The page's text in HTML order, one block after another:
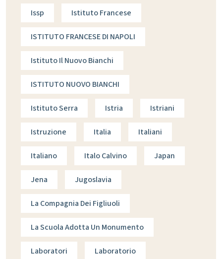
Issp Istituto Francese
ISTITUTO FRANCESE DI NAPOLI
Istituto Il Nuovo Bianchi
ISTITUTO NUOVO BIANCHI
Istituto Serra Istria Istriani
Istruzione Italia Italiani
Italiano Italo Calvino Japan
Jena Jugoslavia
La Compagnia Dei Figliuoli
La Scuola Adotta Un Monumento
Laboratori Laboratorio